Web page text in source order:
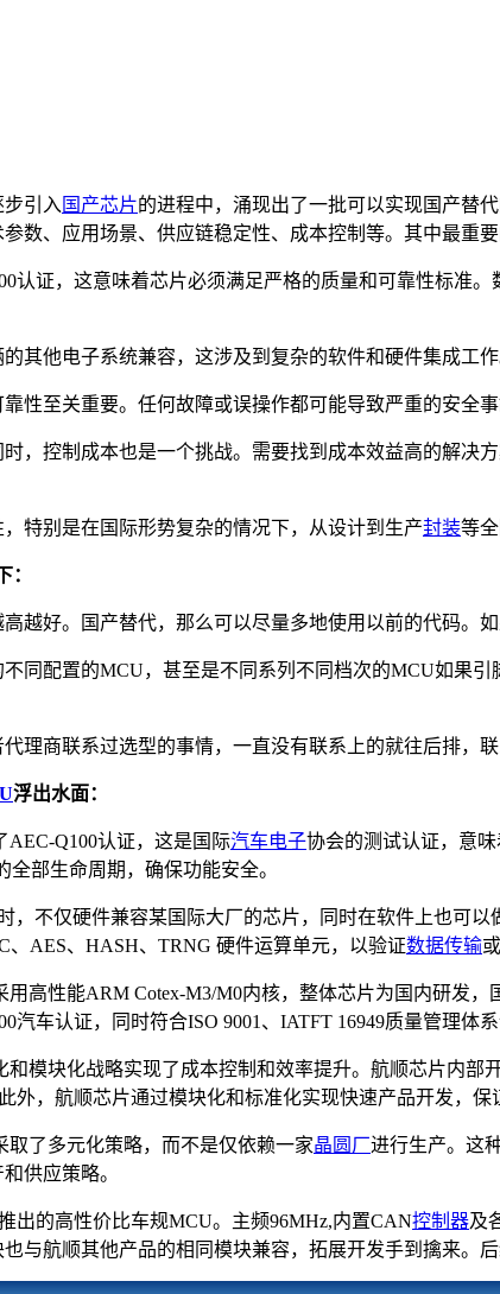
引入 国产芯片的进程中，涌现出了一批可以实现国产替
数、应用场景、供应链稳定性、成本控制等。其中最重要
认证，这意味着芯片必须满足严格的质量和可靠性标准
其他电子系统兼容，这涉及到复杂的软件和硬件集成工
性至关重要。任何故障或误操作都可能导致严重的安全
，控制成本也是一个挑战。需要找到成本效益高的解
特别是在国际形势复杂的情况下，从设计到生产封装等
：
越好。国产替代，那么可以尽量多地使用以前的代码。
同配置的MCU，甚至是不同系列不同档次的MCU如果
理商联系过选型的事情，一直没有联系上的就往后排，
浮出水面：
Q100认证，这是国际汽车电子协会的测试认证，意
部生命周期，确保功能安全。
，不仅硬件兼容某国际大厂的芯片，同时在软件上也可
AES、HASH、TRNG 硬件运算单元，以验证数据传输或
用高性能ARM Cotex-M3/M0内核，整体芯片为国内研发
汽车认证，同时符合ISO 9001、IATFT 16949质量管理体
和模块化战略实现了成本控制和效率提升。航顺芯片内
外，航顺芯片通过模块化和标准化实现快速产品开发，保
了多元化策略，而不是仅依赖一家晶圆厂进行生产。这
供应策略。
的高性价比车规MCU。主频96MHz,内置CAN控制器及
与航顺其他产品的相同模块兼容，拓展开发手到擒来。